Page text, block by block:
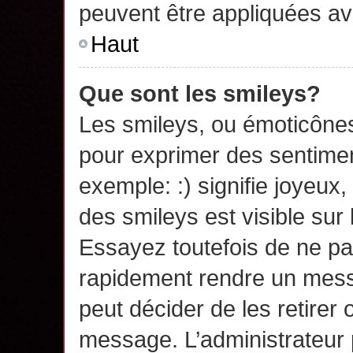
peuvent être appliquées
Haut
Que sont les smileys?
Les smileys, ou
pour exprimer des
exemple: :) signifie
des smileys est visible
Essayez toutefois de ne
rapidement rendre un
peut décider de les retirer
message.